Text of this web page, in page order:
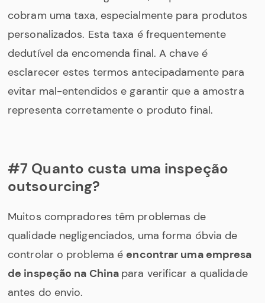
cobram uma taxa, especialmente para produtos
personalizados. Esta taxa é frequentemente
dedutível da encomenda final. A chave é
esclarecer estes termos antecipadamente para
evitar mal-entendidos e garantir que a amostra
representa corretamente o produto final.
#7 Quanto custa uma inspeção
outsourcing?
Muitos compradores têm problemas de
qualidade negligenciados, uma forma óbvia de
controlar o problema é encontrar uma empresa
de inspeção na China para verificar a qualidade
antes do envio.